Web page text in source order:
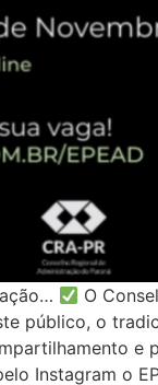
O
público, o
e
Instagram o